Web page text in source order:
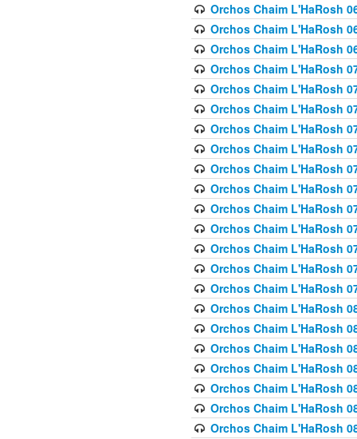
Orchos Chaim L'HaRosh
Orchos Chaim L'HaRosh
Orchos Chaim L'HaRosh
Orchos Chaim L'HaRosh
Orchos Chaim L'HaRosh
Orchos Chaim L'HaRosh
Orchos Chaim L'HaRosh
Orchos Chaim L'HaRosh
Orchos Chaim L'HaRosh
Orchos Chaim L'HaRosh
Orchos Chaim L'HaRosh
Orchos Chaim L'HaRosh
Orchos Chaim L'HaRosh
Orchos Chaim L'HaRosh
Orchos Chaim L'HaRosh
Orchos Chaim L'HaRosh
Orchos Chaim L'HaRosh
Orchos Chaim L'HaRosh
Orchos Chaim L'HaRosh
Orchos Chaim L'HaRosh
Orchos Chaim L'HaRosh
Orchos Chaim L'HaRosh